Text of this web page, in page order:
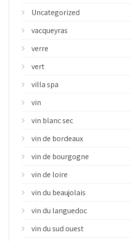
Uncategorized
vacqueyras
verre
vert
villa spa
vin
vin blanc sec
vin de bordeaux
vin de bourgogne
vin de loire
vin du beaujolais
vin du languedoc
vin du sud ouest